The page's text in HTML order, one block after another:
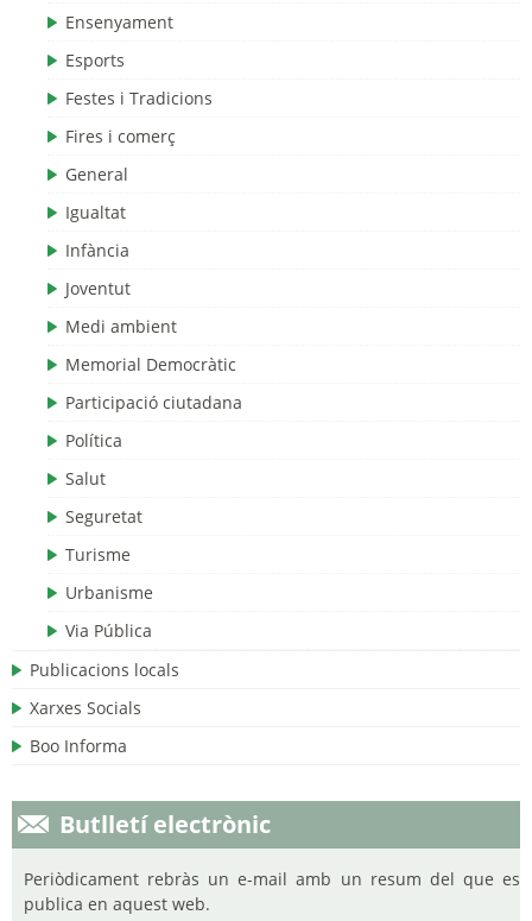
Ensenyament
Esports
Festes i Tradicions
Fires i comerç
General
Igualtat
Infància
Joventut
Medi ambient
Memorial Democràtic
Participació ciutadana
Política
Salut
Seguretat
Turisme
Urbanisme
Via Pública
Publicacions locals
Xarxes Socials
Boo Informa
Butlletí electrònic
Periòdicament rebràs un e-mail amb un resum del que es
publica en aquest web.